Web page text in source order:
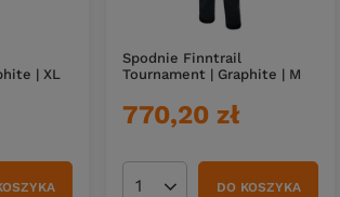
| XL
Spodnie Finntrail
Tournament | Graphite | M
770,20 zł
DO KOSZYKA